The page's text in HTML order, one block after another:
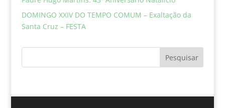
DOMINGO XXIV DO TEMPO COMUM – Exaltação da
Santa Cruz – FESTA
Pesquisar